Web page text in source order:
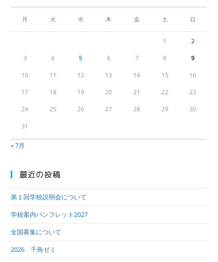
月 火 水 木 金 土 日
1 2
3 4 5 6 7 8 9
10 11 12 13 14 15 16
17 18 19 20 21 22 23
24 25 26 27 28 29 30
31
« 7月
最近の投稿
第１回学校説明会について
学校案内パンフレット2027
全国募集について
2026 千鳥ゼミ